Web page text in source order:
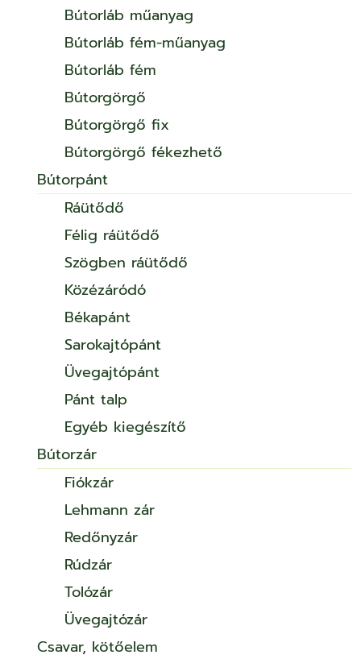
Bútorláb műanyag
Bútorláb fém-műanyag
Bútorláb fém
Bútorgörgő
Bútorgörgő fix
Bútorgörgő fékezhető
Bútorpánt
Ráütődő
Félig ráütődő
Szögben ráütődő
Közézáródó
Békapánt
Sarokajtópánt
Üvegajtópánt
Pánt talp
Egyéb kiegészítő
Bútorzár
Fiókzár
Lehmann zár
Redőnyzár
Rúdzár
Tolózár
Üvegajtózár
Csavar, kötőelem